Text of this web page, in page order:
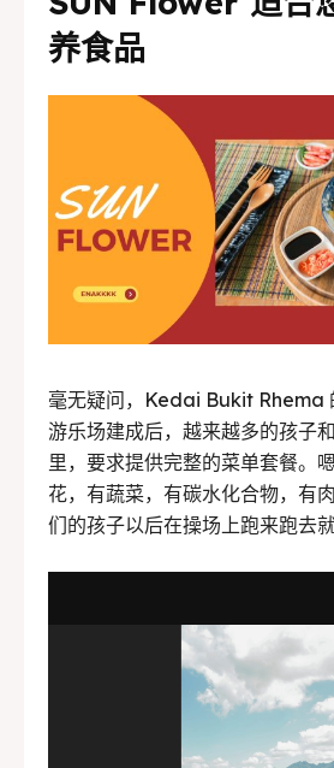
养食品
毫无疑问，Kedai Bukit Rhema
游乐场建成后，越来越多的孩子
里，要求提供完整的菜单套餐。
花，有蔬菜，有碳水化合物，有
们的孩子以后在操场上跑来跑去